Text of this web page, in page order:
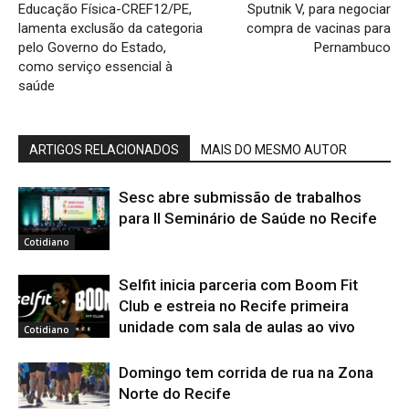
Educação Física-CREF12/PE,
lamenta exclusão da categoria
pelo Governo do Estado,
como serviço essencial à
saúde
Sputnik V, para negociar
compra de vacinas para
Pernambuco
ARTIGOS RELACIONADOS MAIS DO MESMO AUTOR
Cotidiano
Sesc abre submissão de trabalhos
para II Seminário de Saúde no Recife
Cotidiano
Selfit inicia parceria com Boom Fit
Club e estreia no Recife primeira
unidade com sala de aulas ao vivo
Domingo tem corrida de rua na Zona
Norte do Recife